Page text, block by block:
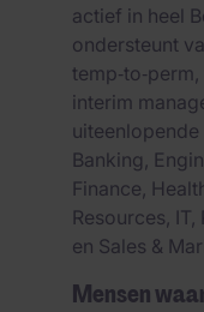
actief in heel
ondersteunt
interim
Banking,
Finance,
Resources,
en Sales &
Mensen